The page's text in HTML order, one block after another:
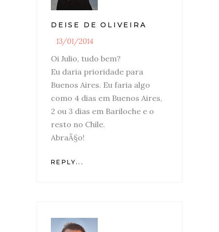
DEISE DE OLIVEIRA
13/01/2014
Oi Julio, tudo bem?
Eu daria prioridade para
Buenos Aires. Eu faria algo
como 4 dias em Buenos Aires,
2 ou 3 dias em Bariloche e o
resto no Chile.
AbraÃ§o!
REPLY...